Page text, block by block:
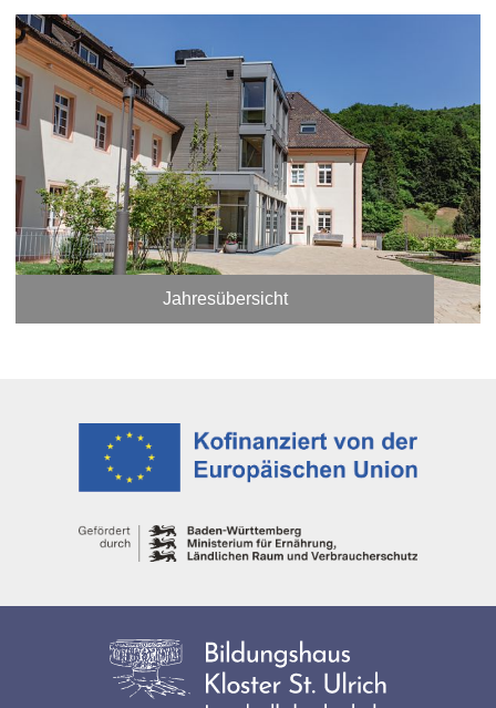
Jahresübersicht